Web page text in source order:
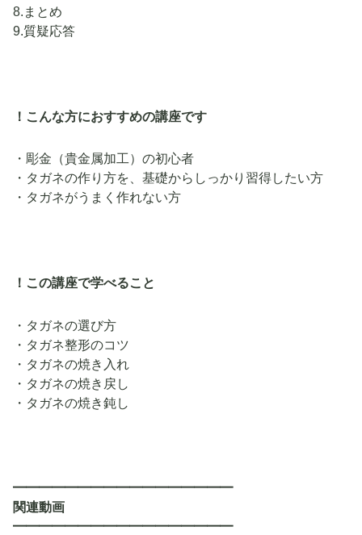
8.まとめ
9.質疑応答
！こんな方におすすめの講座です
・彫金（貴金属加工）の初心者
・タガネの作り方を、基礎からしっかり習得したい方
・タガネがうまく作れない方
！この講座で学べること
・タガネの選び方
・タガネ整形のコツ
・タガネの焼き入れ
・タガネの焼き戻し
・タガネの焼き鈍し
━━━━━━━━━━━━━━━━━
関連動画
━━━━━━━━━━━━━━━━━